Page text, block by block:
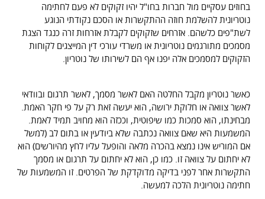
בחוזים עסקיים מול חברות בחו"ל יהיו זקוקים לא פעם לחתימה
נוטריונית להשלמת חוזה ההתקשרות או הסכם נקודתי הנוגע
לשת"פים כלשהם. אזרחים שזקוקים לקבלת אזרחות זרה כנגד הצגת
מסמכים מתורגמים נוטריונית או משרדי עורכי דין המייצגים לקוחות
הזקוקים למסמכים אלה יפנו אף הם לשירותו של נוטריון.
כאשר נוטריון מקבל החלטה האם לאשר מסמך, לאשר תרגום ובוודאי
לאשר צוואה או חלוקת ירושה, הוא יעשה זאת רק על פי חקר האמת.
מבחינתו, הוא סמכות כמו שיפוטית, וככזה הוא מחויב תמיד לאמת.
המשמעות היא שאם צוואה נכתבה שלא ביודעין או בתום לב (למשל
אם המוריש אינו נמצא בהכרה מלאה והופעל עליו לחץ מהיורשים) הוא
לא יחתום על צוואה זו. כמו כן, הוא לא יחתום על תרגום או מסמך
התקשרות אחר לפני בדיקה מדוקדקת של הפרטים. זו המשמעות של
חתימה נוטריונית הלכה למעשה.